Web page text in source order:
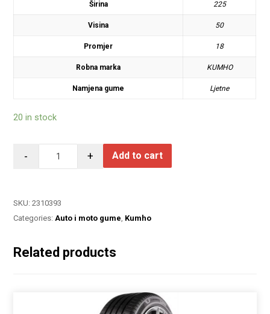
Širina 225
Visina 50
Promjer 18
Robna marka KUMHO
Namjena gume Ljetne
20 in stock
- + Add to cart
SKU:2310393
Categories:Auto i moto gume, Kumho
Related products